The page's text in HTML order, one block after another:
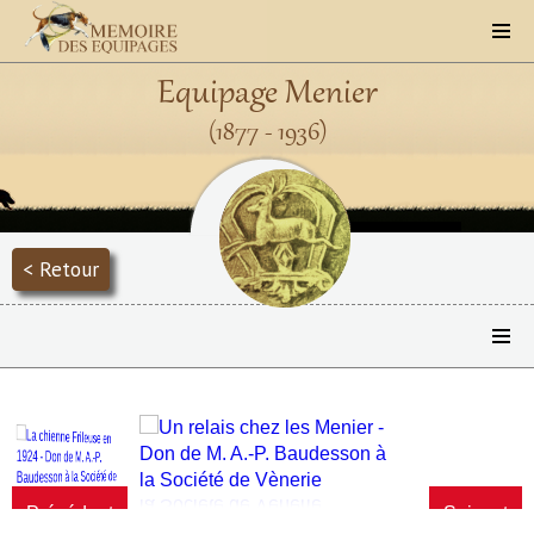
Equipage Menier
(1877 - 1936)
< Retour
Précédent Suivant